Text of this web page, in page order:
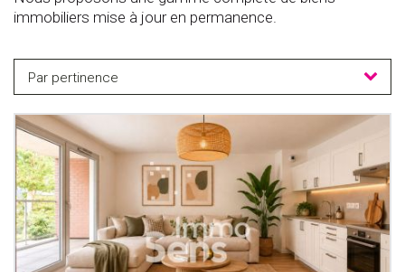
immobiliers mise à jour en permanence.
Par pertinence